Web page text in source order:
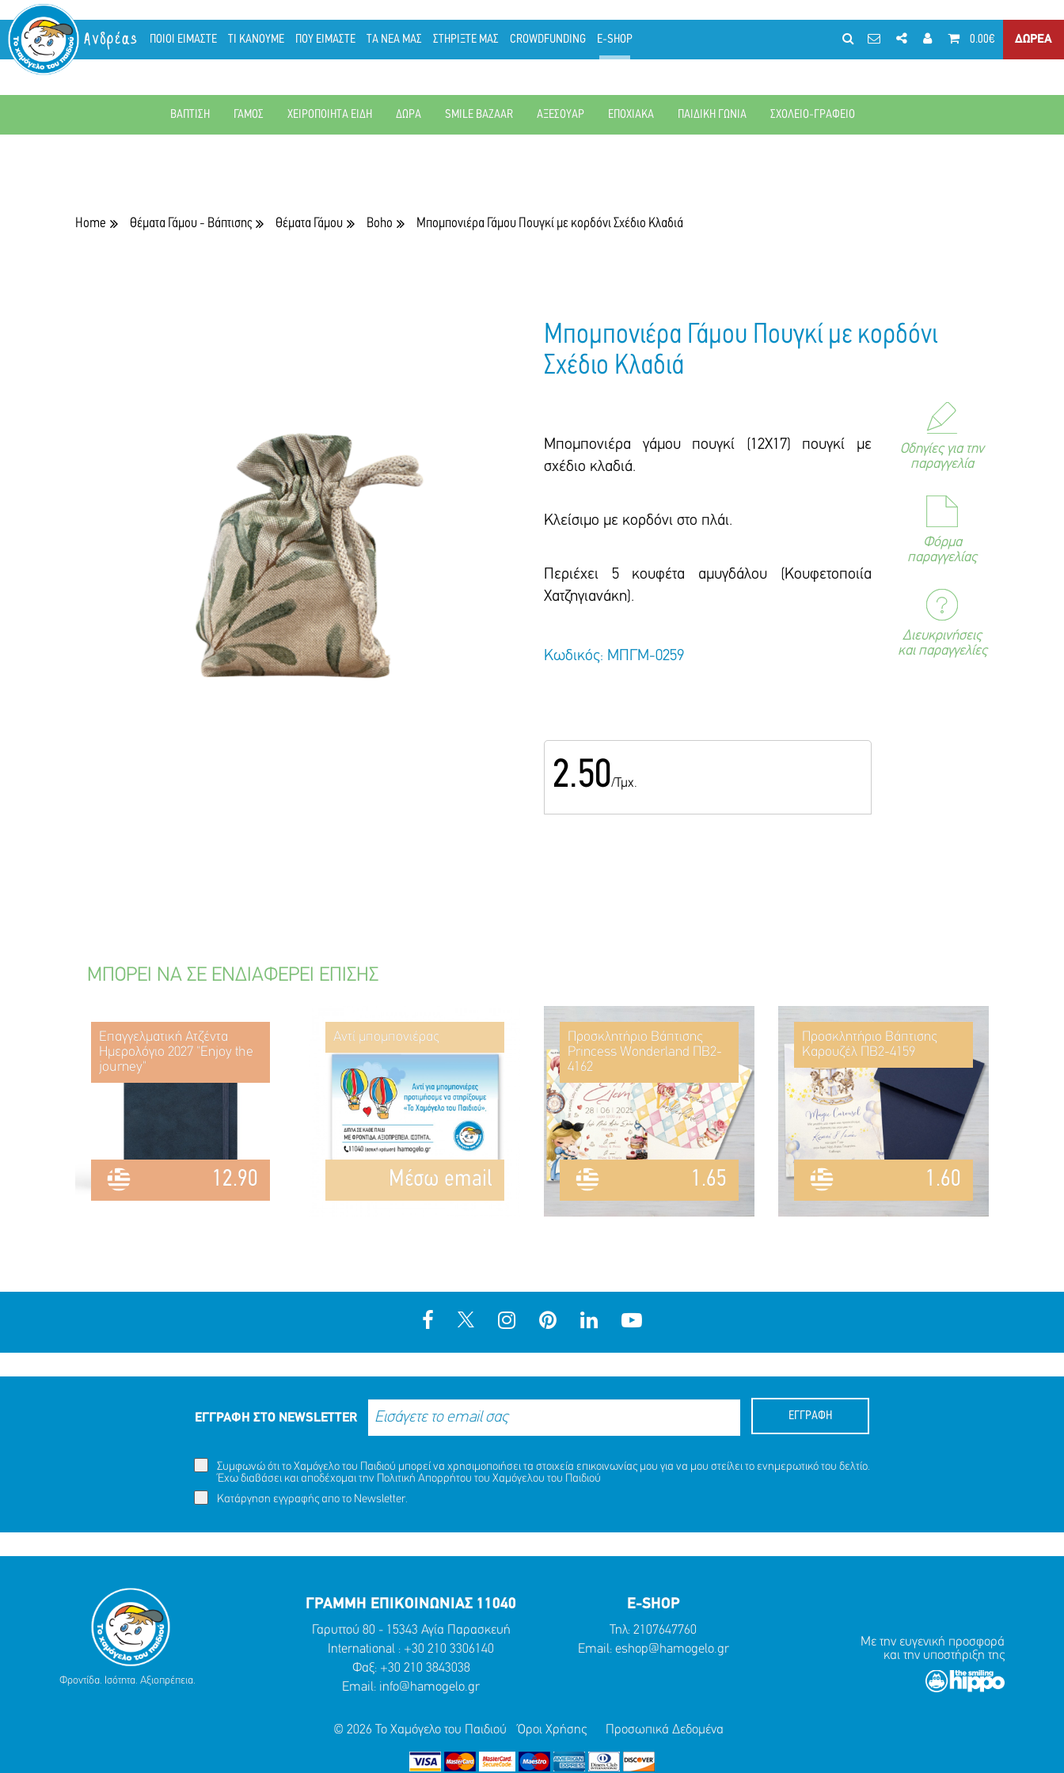
Ανδρέας ΠΟΙΟΙ ΕΙΜΑΣΤΕ ΤΙ ΚΑΝΟΥΜΕ ΠΟΥ ΕΙΜΑΣΤΕ ΤΑ ΝΕΑ ΜΑΣ ΣΤΗΡΙΞΤΕ ΜΑΣ CROWDFUNDING E-SHOP 0.00€ ΔΩΡΕΑ
ΒΑΠΤΙΣΗ ΓΑΜΟΣ ΧΕΙΡΟΠΟΙΗΤΑ ΕΙΔΗ ΔΩΡΑ SMILE BAZAAR ΑΞΕΣΟΥΑΡ ΕΠΟΧΙΑΚΑ ΠΑΙΔΙΚΗ ΓΩΝΙΑ ΣΧΟΛΕΙΟ-ΓΡΑΦΕΙΟ
Home Θέματα Γάμου - Βάπτισης Θέματα Γάμου Boho Μπομπονιέρα Γάμου Πουγκί με κορδόνι Σχέδιο Κλαδιά
Μπομπονιέρα Γάμου Πουγκί με κορδόνι
Σχέδιο Κλαδιά
Μπομπονιέρα γάμου πουγκί (12Χ17) πουγκί με
σχέδιο κλαδιά.
Κλείσιμο με κορδόνι στο πλάι.
Περιέχει 5 κουφέτα αμυγδάλου (Κουφετοποιία
Χατζηγιανάκη).
Κωδικός: ΜΠΓΜ-0259
2.50/Τμχ.
Οδηγίες για την
παραγγελία
Φόρμα
παραγγελίας
Διευκρινήσεις
και παραγγελίες
ΜΠΟΡΕΙ ΝΑ ΣΕ ΕΝΔΙΑΦΕΡΕΙ ΕΠΙΣΗΣ
Επαγγελματική Ατζέντα
Ημερολόγιο 2027 "Enjoy the
journey"
12.90
Αντί μπομπονιέρας
Mέσω email
Προσκλητήριο Βάπτισης
Princess Wonderland ΠΒ2-
4162
1.65
Προσκλητήριο Βάπτισης
Καρουζέλ ΠΒ2-4159
1.60
ΕΓΓΡΑΦΗ ΣΤΟ NEWSLETTER ΕΓΓΡΑΦΗ
Συμφωνώ ότι το Χαμόγελο του Παιδιού μπορεί να χρησιμοποιήσει τα στοιχεία επικοινωνίας μου για να μου στείλει το ενημερωτικό του δελτίο.
Έχω διαβάσει και αποδέχομαι την Πολιτική Απορρήτου του Χαμόγελου του Παιδιού
Κατάργηση εγγραφής απο το Newsletter.
Φροντίδα. Ισότητα. Αξιοπρέπεια.
ΓΡΑΜΜΗ ΕΠΙΚΟΙΝΩΝΙΑΣ 11040
Γαρυττού 80 - 15343 Αγία Παρασκευή
International : +30 210 3306140
Φαξ: +30 210 3843038
Email: info@hamogelo.gr
E-SHOP
Τηλ: 2107647760
Email: eshop@hamogelo.gr
Με την ευγενική προσφορά
και την υποστήριξη της
© 2026 Το Χαμόγελο του Παιδιού Όροι Χρήσης Προσωπικά Δεδομένα